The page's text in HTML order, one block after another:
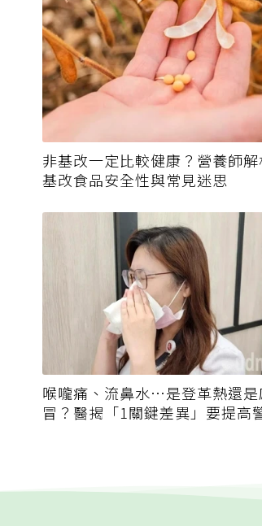
非基改一定比較健康？營養師解
基改食品安全性與常見迷思
喉嚨痛、流鼻水⋯是登革熱還是
冒？醫揭「1關鍵差異」要提高